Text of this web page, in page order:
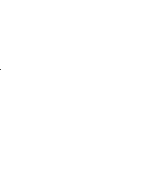
לרגל המצב, מועד ההגשה של התרגיל המסכם בקורס יידחה למועד אחר שיהיה לפחות ה-26 למרץ. נודיע על המועד החדש לפחות שבוע לפניו. בהצלחה.